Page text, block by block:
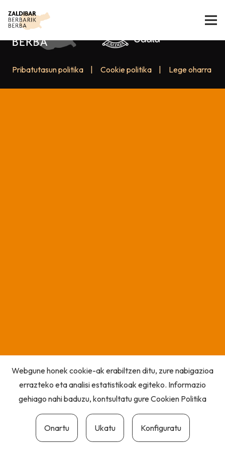
Pribatutasun politika Cookie politika Lege oharra
Webgune honek cookie-ak erabiltzen ditu, zure nabigazioa
errazteko eta analisi estatistikoak egiteko. Informazio
gehiago nahi baduzu, kontsultatu gureCookien Politika
Onartu Ukatu Konfiguratu